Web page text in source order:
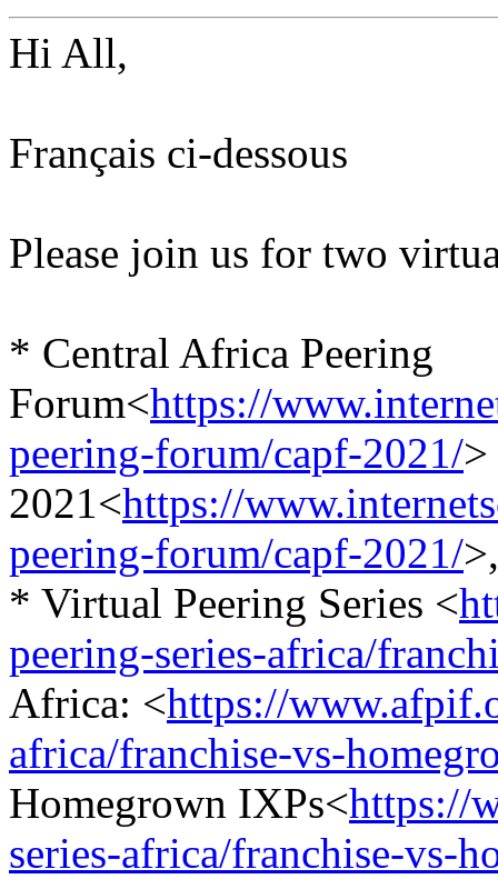
Hi All,
Français ci-dessous
Please join us for two
* Central Africa Peering
Forum<https://
peering-forum/capf-2021/>
2021<https://
peering-forum/capf-2021/
* Virtual Peering Series <
peering-series-africa/
Africa: <https://
africa/franchise-vs-
Homegrown IXPs<https://
series-africa/franchise-vs-